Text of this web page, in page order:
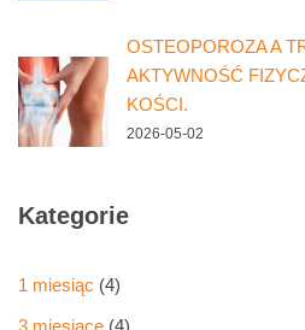
OSTEOPOROZA A
AKTYWNOŚĆ
KOŚCI.
2026-05-02
Kategorie
1 miesiąc (4)